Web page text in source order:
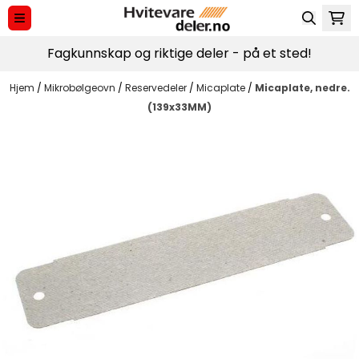
Hopp til innhold
Fagkunnskap og riktige deler - på et sted!
Hjem / Mikrobølgeovn / Reservedeler / Micaplate / Micaplate, nedre.
(139x33MM)